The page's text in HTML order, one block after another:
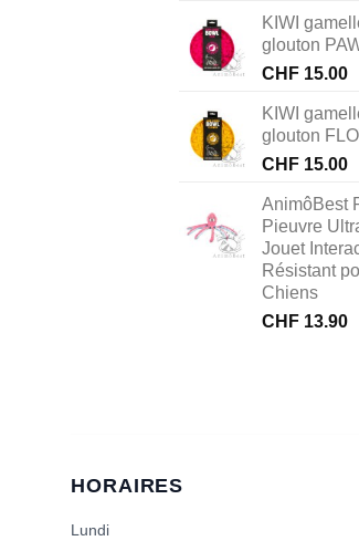
KIWI
glouton
CHF 15.00
KIWI
glouton
CHF 15.00
AnimôBest
Pieuvre
Jouet
Résistant
Chiens
CHF 13.90
HORAIRES
Lundi